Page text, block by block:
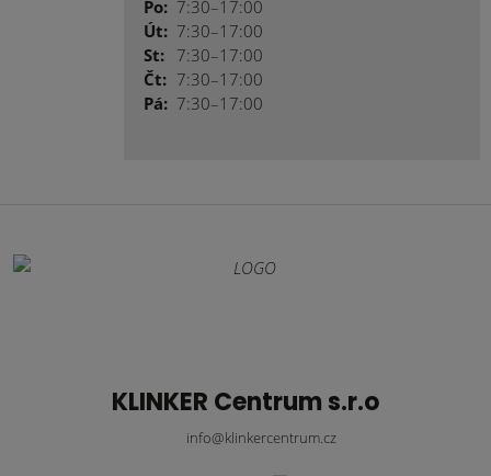
Po: 7:30–17:00
Út: 7:30–17:00
St: 7:30–17:00
Čt: 7:30–17:00
Pá: 7:30–17:00
KLINKER Centrum s.r.o
info@klinkercentrum.cz